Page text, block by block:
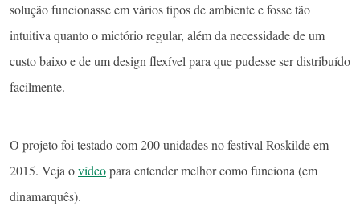
solução funcionasse em vários tipos de ambiente e fosse tão
intuitiva quanto o mictório regular, além da necessidade de um
custo baixo e de um design flexível para que pudesse ser distribuído
facilmente.
O projeto foi testado com 200 unidades no festival Roskilde em
2015. Veja ovídeopara entender melhor como funciona (em
dinamarquês).